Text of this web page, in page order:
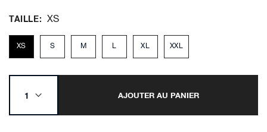
TAILLE XS
XS S M L XL XXL
AJOUTER AU PANIER